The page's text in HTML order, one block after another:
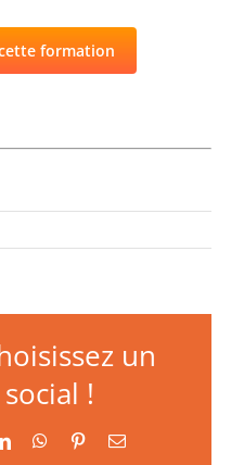
formation
un
!
LinkedInWhatsApp
PinterestEmail